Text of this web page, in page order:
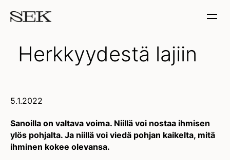
Herkkyydestä lajiin
5.1.2022
Sanoilla on valtava voima. Niillä voi nostaa ihmisen
ylös pohjalta. Ja niillä voi viedä pohjan kaikelta, mitä
ihminen kokee olevansa.